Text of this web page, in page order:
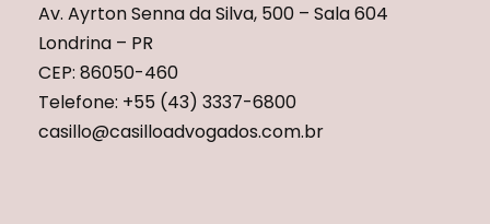
Av. Ayrton Senna da Silva, 500 – Sala 604
Londrina – PR
CEP: 86050-460
Telefone: +55 (43) 3337-6800
casillo@casilloadvogados.com.br